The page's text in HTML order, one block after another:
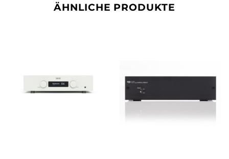
ÄHNLICHE PRODUKTE